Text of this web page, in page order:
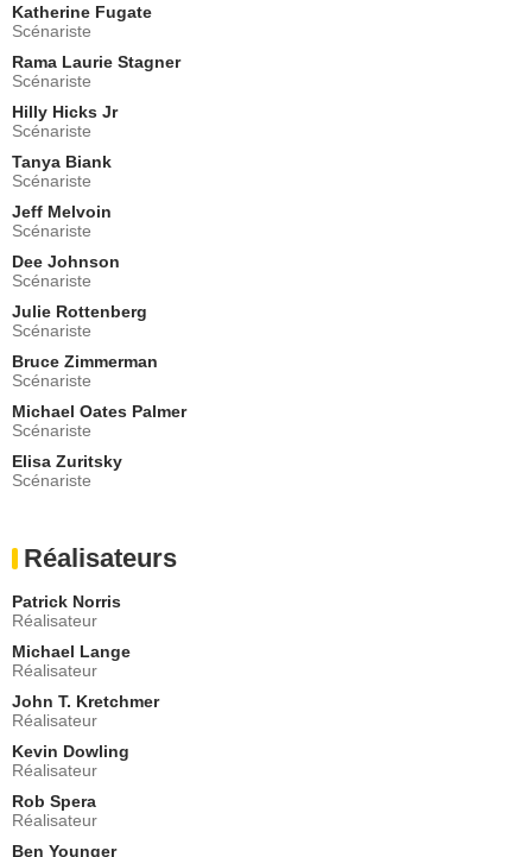
Sgt. Peter Belgrad
- 2 Episodes :
Gigi Rice
Marda
- 2 Episodes :6
Robert Pralgo
Sgt. George Polarski
- 2 Episodes :
Troy Sims
Monroe
- 2 Episodes :4
Michael Harding
Baker
- 2 Episodes :
Ann Cusack
Hannah White
- 1 Episode :10
Greg Corbett
Dr Leland Stroud
- 1 Episode :
- 1 Episode :5
Dr Lasgrove
- 1 Episode :
Barbara Eden
Victoria Grayson
- 1 Episode :11
Dwayne Boyd
Cpt. Jolivette
- 1 Episode :
Jason Giuliano
Caporal Mattson
- 1 Episode :9
Katherine Fugate
Scénariste
Rama Laurie Stagner
Scénariste
Hilly Hicks Jr
Scénariste
Tanya Biank
Scénariste
Jeff Melvoin
Scénariste
Dee Johnson
Scénariste
Julie Rottenberg
Scénariste
Bruce Zimmerman
Scénariste
Michael Oates Palmer
Scénariste
Elisa Zuritsky
Scénariste
Réalisateurs
Patrick Norris
Réalisateur
Michael Lange
Réalisateur
John T. Kretchmer
Réalisateur
Kevin Dowling
Réalisateur
Rob Spera
Réalisateur
Ben Younger